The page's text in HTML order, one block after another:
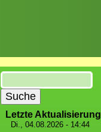
Suche
Letzte Aktualisierung
Di., 04.08.2026 - 14:44